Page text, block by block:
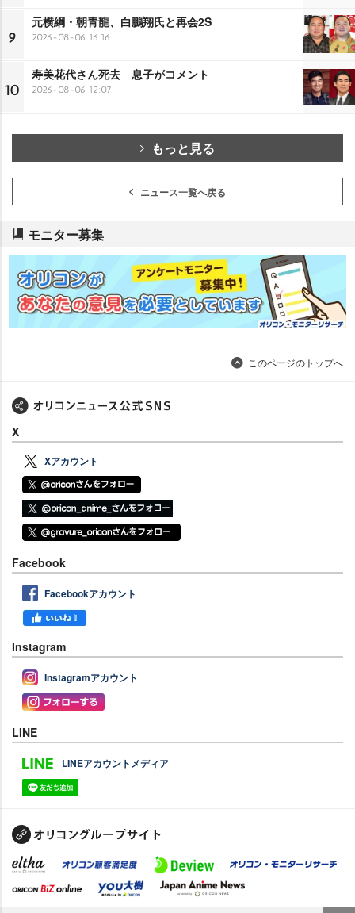
9
元横綱・朝青龍、白鵬翔氏と再会2S
2026-08-06 16:16
10
寿美花代さん死去 息子がコメント
2026-08-06 12:07
もっと見る
ニュース一覧へ戻る
モニター募集
このページのトップへ
X
Xアカウント
Facebook
Facebookアカウント
Instagram
Instagramアカウント
LINE
LINEアカウントメディア